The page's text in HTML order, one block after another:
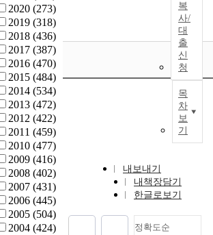
2020 (273)
2019 (318)
2018 (436)
2017 (387)
2016 (470)
2015 (484)
2014 (534)
2013 (472)
2012 (422)
2011 (459)
2010 (477)
2009 (416)
2008 (402)
2007 (431)
2006 (445)
2005 (504)
2004 (424)
복
사/
대
출
신
청
목
차
보
기
내보내기
내책장담기
한글로보기
정확도순